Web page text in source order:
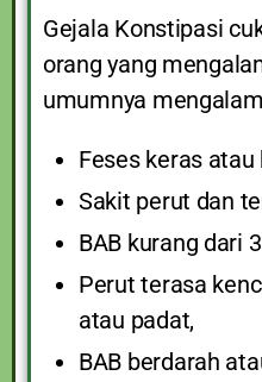
Gejala Konstipasi
orang yang
umumnya
Feses keras atau
Sakit perut dan
BAB kurang dari
Perut terasa
atau padat,
BAB berdarah